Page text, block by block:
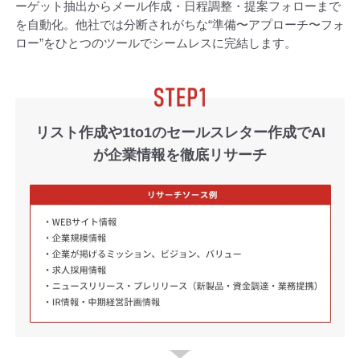
ーゲット抽出からメール作成・日程調整・提案フォローまで
を自動化。 他社では分断されがちな“準備〜アプローチ〜フォ
ロー”をひとつのツールでシームレスに完結します。
リスト作成や1to1のセールスレター作成でAI
が企業情報を徹底リサーチ